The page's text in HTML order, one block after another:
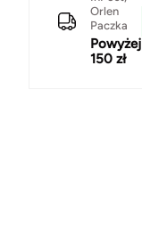
Orlen
Paczka
Powyżej
150 zł